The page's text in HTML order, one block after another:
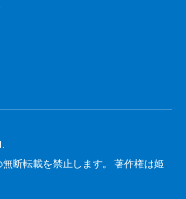
断転載を禁止します。 著作権は姫